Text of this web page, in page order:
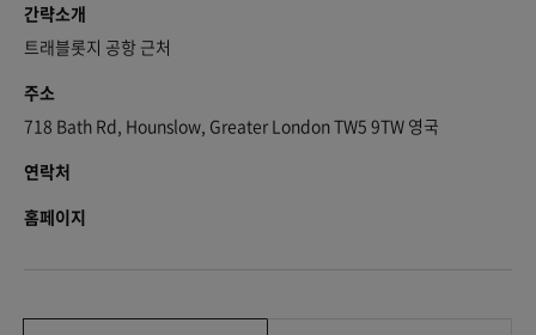
간략소개
트래블롯지 공항 근처
주소
718 Bath Rd, Hounslow, Greater London TW5 9TW 영국
연락처
홈페이지